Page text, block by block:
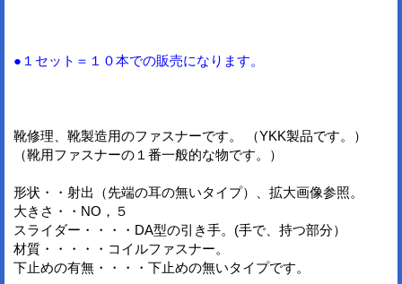
●１セット＝１０本での販売になります。
靴修理、靴製造用のファスナーです。 （YKK製品です。）
（靴用ファスナーの１番一般的な物です。）
形状・・射出（先端の耳の無いタイプ）、拡大画像参照。
大きさ・・NO，５
スライダー・・・・DA型の引き手。(手で、持つ部分）
材質・・・・・コイルファスナー。
下止めの有無・・・・下止めの無いタイプです。